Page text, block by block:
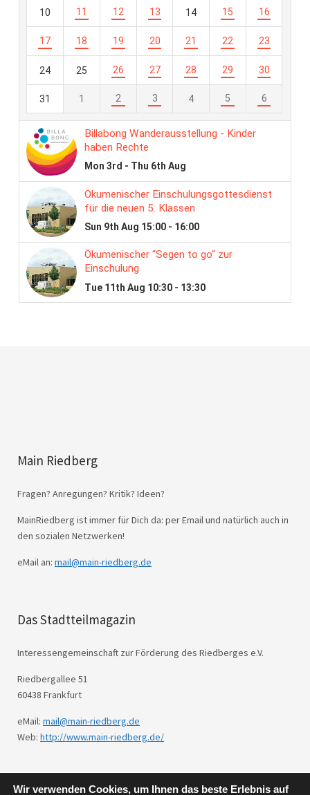
Main Riedberg
Fragen? Anregungen? Kritik? Ideen?
MainRiedberg ist immer für Dich da: per Email und natürlich auch in
den sozialen Netzwerken!
eMail an: mail@main-riedberg.de
Das Stadtteilmagazin
Interessengemeinschaft zur Förderung des Riedberges e.V.
Riedbergallee 51
60438 Frankfurt
eMail: mail@main-riedberg.de
Web: http://www.main-riedberg.de/
Wir verwenden Cookies, um Ihnen das beste Erlebnis auf